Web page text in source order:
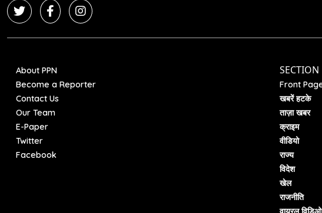
About PPN
Become a Reporter
Contact Us
Our Team
E-Paper
Twitter
Facebook
SECTION
Front
खबरें हटके
ताज़ा खबर
क्राइम
वीडियो
राज्य
विदेश
खेल
राजनीति